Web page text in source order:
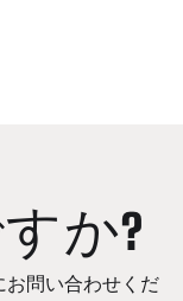
か?
お問い合わせくだ